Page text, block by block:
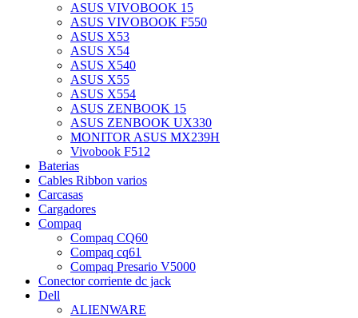
ASUS VIVOBOOK 15
ASUS VIVOBOOK F550
ASUS X53
ASUS X54
ASUS X540
ASUS X55
ASUS X554
ASUS ZENBOOK 15
ASUS ZENBOOK UX330
MONITOR ASUS MX239H
Vivobook F512
Baterias
Cables Ribbon varios
Carcasas
Cargadores
Compaq
Compaq CQ60
Compaq cq61
Compaq Presario V5000
Conector corriente dc jack
Dell
ALIENWARE